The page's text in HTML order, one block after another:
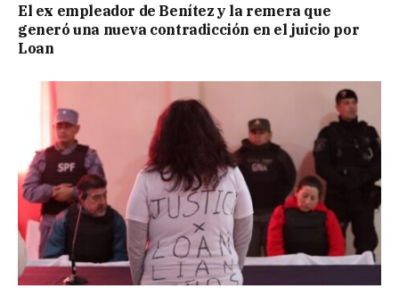
El ex empleador de Benítez y la remera que
generó una nueva contradicción en el juicio por
Loan